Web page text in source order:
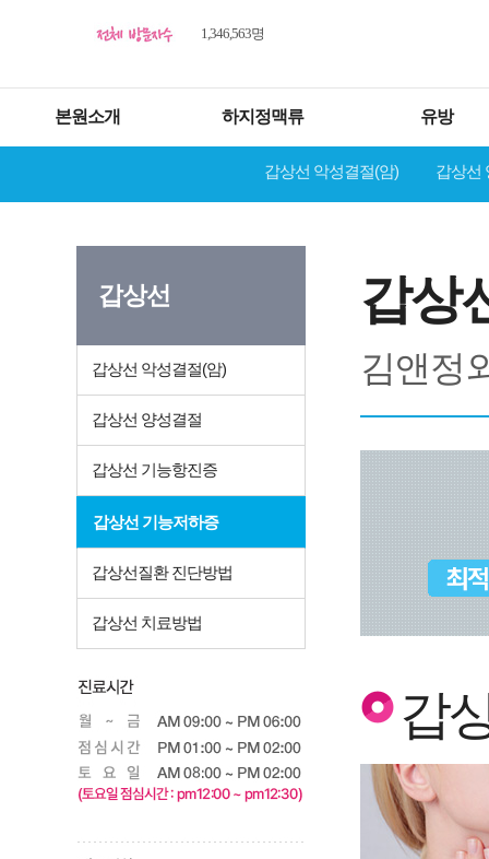
1,346,563명
본원소개 하지정맥류 유방
갑상선 악성결절(암) 갑상선
갑상선
갑상선 악성결절(암)
갑상선 양성결절
갑상선 기능항진증
갑상선 기능저하증
갑상선질환 진단방법
갑상선 치료방법
갑상
김앤정
갑